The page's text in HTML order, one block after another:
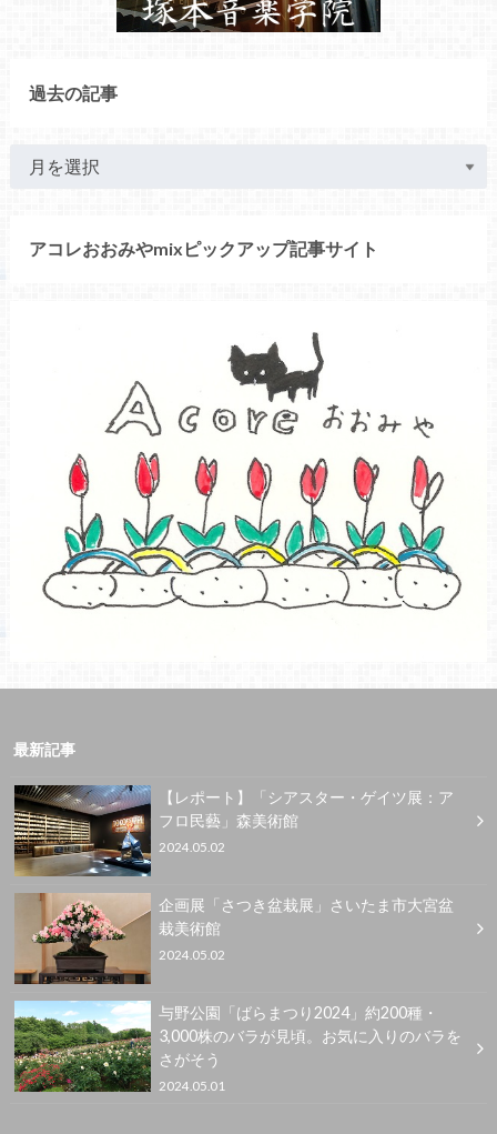
過去の記事
アコレおおみやmixピックアップ記事サイト
最新記事
【レポート】「シアスター・ゲイツ展：ア
フロ民藝」森美術館
2024.05.02
企画展「さつき盆栽展」さいたま市大宮盆
栽美術館
2024.05.02
与野公園「ばらまつり2024」約200種・
3,000株のバラが見頃。お気に入りのバラを
さがそう
2024.05.01